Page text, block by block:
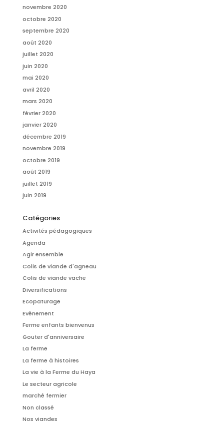
novembre 2020
octobre 2020
septembre 2020
août 2020
juillet 2020
juin 2020
mai 2020
avril 2020
mars 2020
février 2020
janvier 2020
décembre 2019
novembre 2019
octobre 2019
août 2019
juillet 2019
juin 2019
Catégories
Activités pédagogiques
Agenda
Agir ensemble
Colis de viande d'agneau
Colis de viande vache
Diversifications
Ecopaturage
Evènement
Ferme enfants bienvenus
Gouter d'anniversaire
La ferme
La ferme à histoires
La vie à la Ferme du Haya
Le secteur agricole
marché fermier
Non classé
Nos viandes